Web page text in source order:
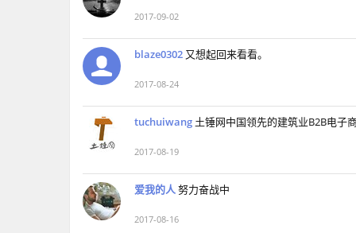
2017-09-02
blaze0302 又想起回来看看。
2017-08-24
tuchuiwang 土锤网中国领先的建筑业B2B电子
2017-08-19
爱我的人努力奋战中
2017-08-16